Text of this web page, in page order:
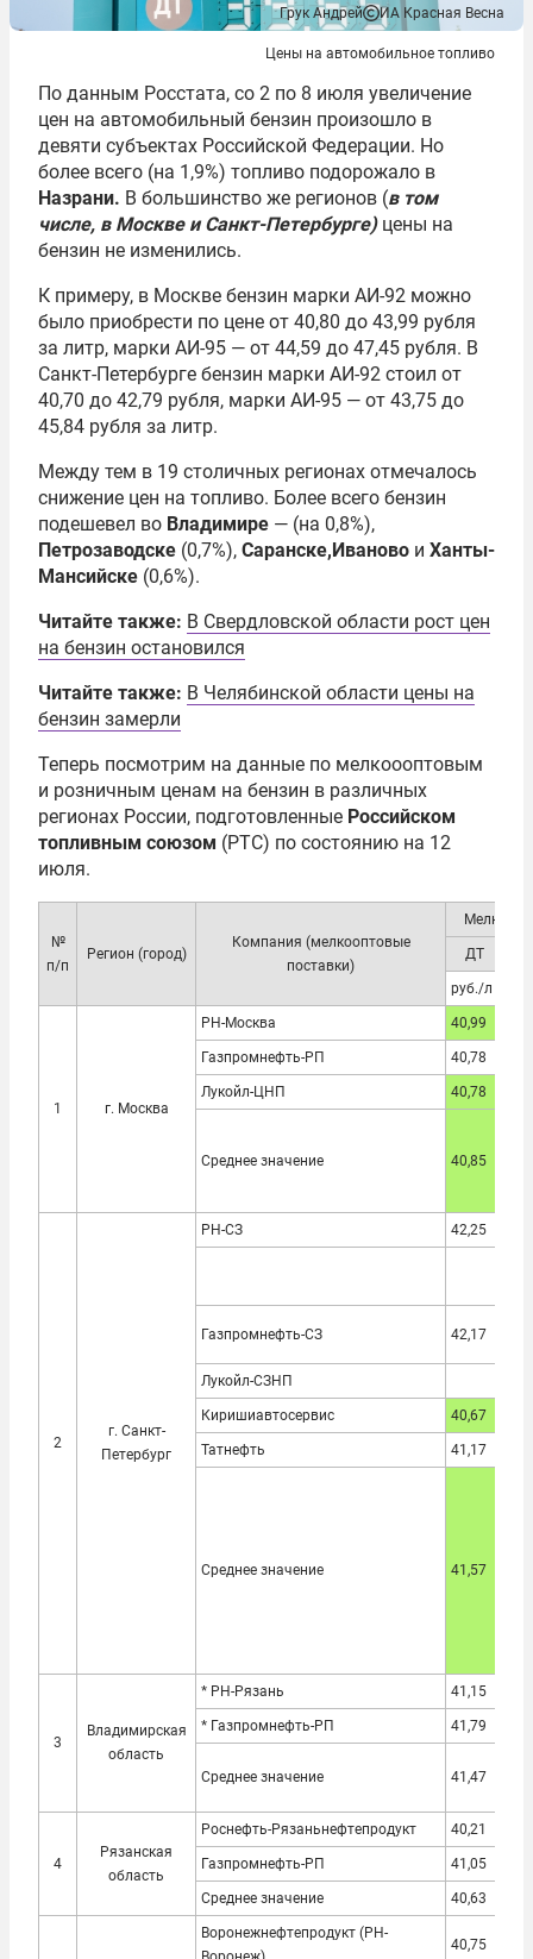
Грук Андрей ИА Красная Весна
Цены на автомобильное топливо
По данным Росстата, со 2 по 8 июля увеличение
цен на автомобильный бензин произошло в
девяти субъектах Российской Федерации. Но
более всего (на 1,9%) топливо подорожало в
Назрани. В большинство же регионов (в том
числе, в Москве и Санкт-Петербурге)цены на
бензин не изменились.
К примеру, в Москве бензин марки АИ-92 можно
было приобрести по цене от 40,80 до 43,99 рубля
за литр, марки АИ-95 — от 44,59 до 47,45 рубля. В
Санкт-Петербурге бензин марки АИ-92 стоил от
40,70 до 42,79 рубля, марки АИ-95 — от 43,75 до
45,84 рубля за литр.
Между тем в 19 столичных регионах отмечалось
снижение цен на топливо. Более всего бензин
подешевел во Владимире — (на 0,8%),
Петрозаводске (0,7%), Саранске,Иваново и Ханты-
Мансийске (0,6%).
Читайте также: В Свердловской области рост цен
на бензин остановился
Читайте также: В Челябинской области цены на
бензин замерли
Теперь посмотрим на данные по мелкоооптовым
и розничным ценам на бензин в различных
регионах России, подготовленные Российском
топливным союзом (РТС) по состоянию на 12
июля.
№
п/п
Регион (город)
Компания (мелкооптовые
поставки)
ДТ
руб./л
1 г. Москва
РН-Москва 40,99
Газпромнефть-РП 40,78
Лукойл-ЦНП 40,78
Среднее значение 40,85
2
г. Санкт-
Петербург
РН-СЗ 42,25
Газпромнефть-СЗ 42,17
Лукойл-СЗНП
Киришиавтосервис 40,67
Татнефть 41,17
Среднее значение 41,57
3
Владимирская
область
* РН-Рязань 41,15
* Газпромнефть-РП 41,79
Среднее значение 41,47
4
Рязанская
область
Роснефть-Рязаньнефтепродукт 40,21
Газпромнефть-РП 41,05
Среднее значение 40,63
Воронежнефтепродукт (РН-
40,75